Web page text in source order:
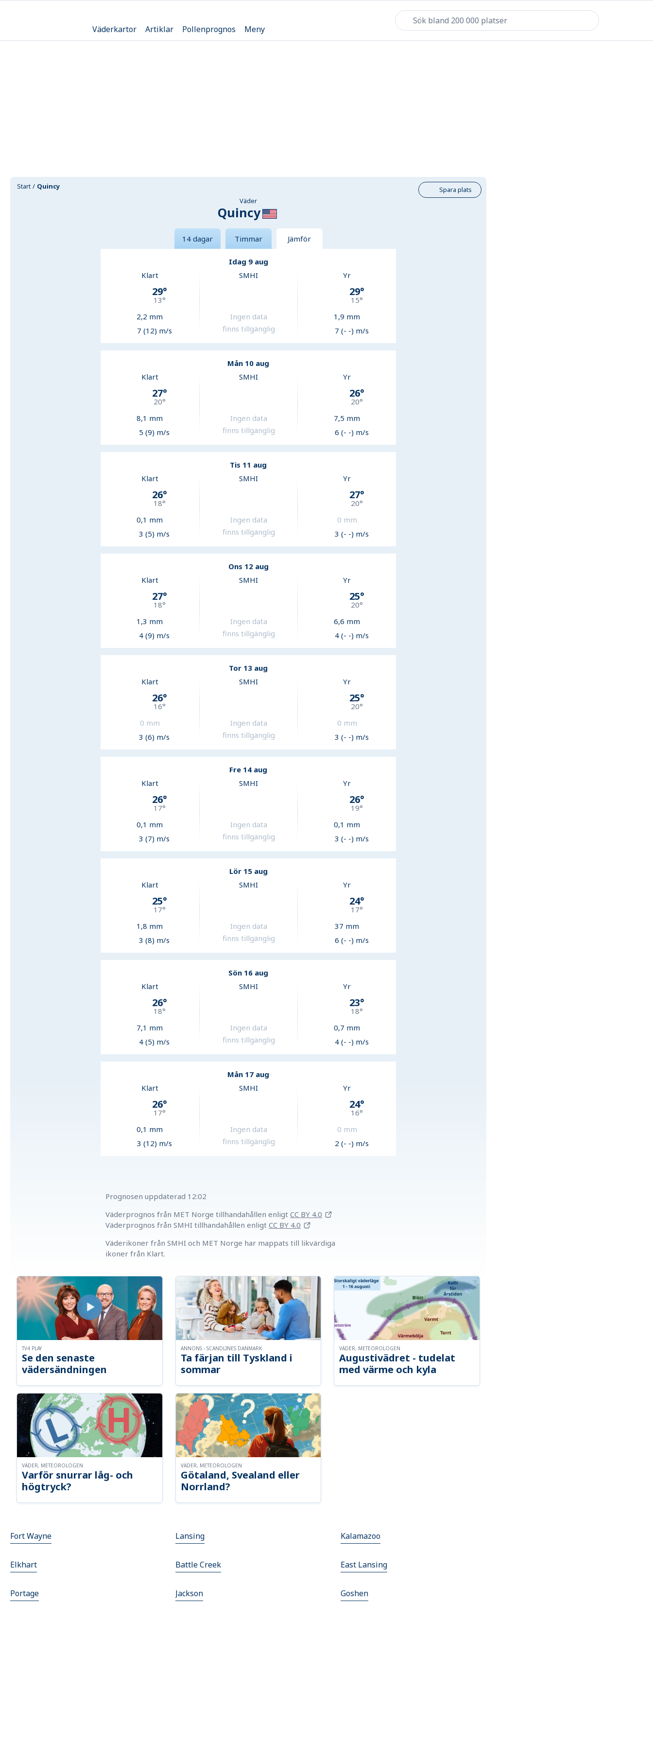
Väderkartor Artiklar Pollenprognos Meny
Start Quincy
Spara plats
Väder
Quincy
14 dagar Timmar Jämför
Idag 9 aug
Klart
29°
13°
2,2 mm
7 (12) m/s
SMHI
Ingen data
finns tillgänglig
Yr
29°
15°
1,9 mm
7 (- -) m/s
Mån 10 aug
Klart
27°
20°
8,1 mm
5 (9) m/s
SMHI
Ingen data
finns tillgänglig
Yr
26°
20°
7,5 mm
6 (- -) m/s
Tis 11 aug
Klart
26°
18°
0,1 mm
3 (5) m/s
SMHI
Ingen data
finns tillgänglig
Yr
27°
20°
0 mm
3 (- -) m/s
Ons 12 aug
Klart
27°
18°
1,3 mm
4 (9) m/s
SMHI
Ingen data
finns tillgänglig
Yr
25°
20°
6,6 mm
4 (- -) m/s
Tor 13 aug
Klart
26°
16°
0 mm
3 (6) m/s
SMHI
Ingen data
finns tillgänglig
Yr
25°
20°
0 mm
3 (- -) m/s
Fre 14 aug
Klart
26°
17°
0,1 mm
3 (7) m/s
SMHI
Ingen data
finns tillgänglig
Yr
26°
19°
0,1 mm
3 (- -) m/s
Lör 15 aug
Klart
25°
17°
1,8 mm
3 (8) m/s
SMHI
Ingen data
finns tillgänglig
Yr
24°
17°
37 mm
6 (- -) m/s
Sön 16 aug
Klart
26°
18°
7,1 mm
4 (5) m/s
SMHI
Ingen data
finns tillgänglig
Yr
23°
18°
0,7 mm
4 (- -) m/s
Mån 17 aug
Klart
26°
17°
0,1 mm
3 (12) m/s
SMHI
Ingen data
finns tillgänglig
Yr
24°
16°
0 mm
2 (- -) m/s
Prognosen uppdaterad 12:02
Väderprognos från MET Norge tillhandahållen enligt CC BY 4.0
Väderprognos från SMHI tillhandahållen enligt CC BY 4.0
Väderikoner från SMHI och MET Norge har mappats till likvärdiga
ikoner från Klart.
Se den senaste
vädersändningen
TV4 PLAY
Ta färjan till Tyskland i
sommar
ANNONS - SCANDLINES DANMARK
Augustivädret - tudelat
med värme och kyla
VÄDER, METEOROLOGEN
Varför snurrar låg- och
högtryck?
VÄDER, METEOROLOGEN
Götaland, Svealand eller
Norrland?
VÄDER, METEOROLOGEN
Fort Wayne Lansing Kalamazoo
Elkhart Battle Creek East Lansing
Portage Jackson Goshen